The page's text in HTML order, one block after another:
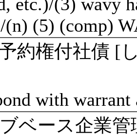
(n) (5) (comp)
約権付社債 [
with warrant
ベース企業